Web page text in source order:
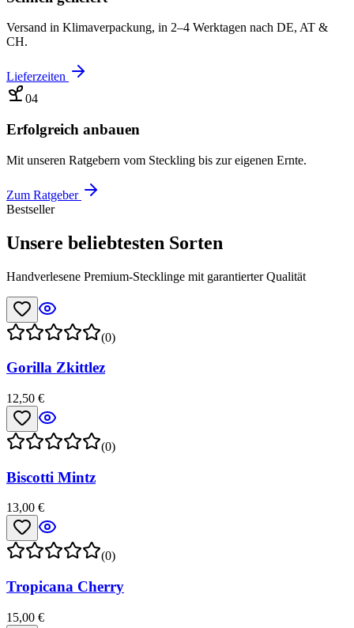
Versand in Klimaverpackung, in 2–4 Werktagen nach DE, AT &
CH.
Lieferzeiten
04
Erfolgreich anbauen
Mit unseren Ratgebern vom Steckling bis zur eigenen Ernte.
Zum Ratgeber
Bestseller
Unsere beliebtesten Sorten
Handverlesene Premium-Stecklinge mit garantierter Qualität
(0)
Gorilla Zkittlez
12,50 €
(0)
Biscotti Mintz
13,00 €
(0)
Tropicana Cherry
15,00 €